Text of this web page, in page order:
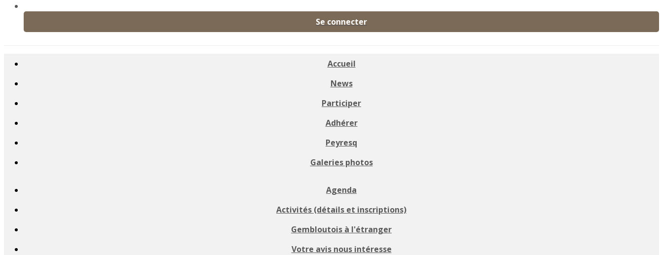
Se connecter
Accueil
News
Participer
Adhérer
Peyresq
Galeries photos
Agenda
Activités (détails et inscriptions)
Gembloutois à l'étranger
Votre avis nous intéresse